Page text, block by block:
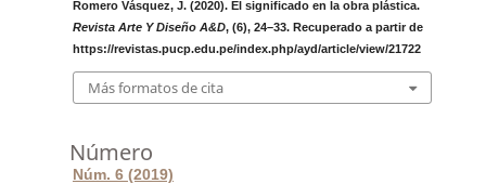
Romero Vásquez, J. (2020). El significado en la obra plástica.
Revista Arte Y Diseño A&D, (6), 24–33. Recuperado a partir de
https://revistas.pucp.edu.pe/index.php/ayd/article/view/21722
Más formatos de cita
Número
Núm. 6 (2019)